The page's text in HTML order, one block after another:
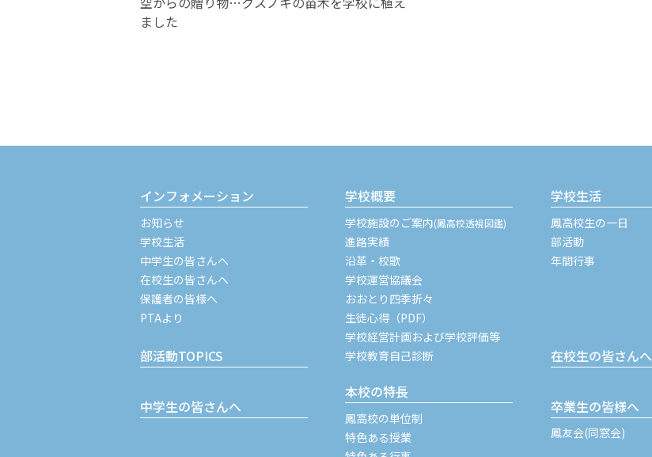
ました
インフォメーション
お知らせ
学校生活
中学生の皆さんへ
在校生の皆さんへ
保護者の皆様へ
PTAより
部活動TOPICS
中学生の皆さんへ
学校概要
学校施設のご案内(鳳高校透視図鑑)
進路実績
沿革・校歌
学校運営協議会
おおとり四季折々
生徒心得（PDF）
学校経営計画および学校評価等
学校教育自己診断
本校の特長
鳳高校の単位制
特色ある授業
学校生活
鳳高校生の一日
部活動
年間行事
在校生の皆さんへ
卒業生の皆様へ
鳳友会(同窓会)